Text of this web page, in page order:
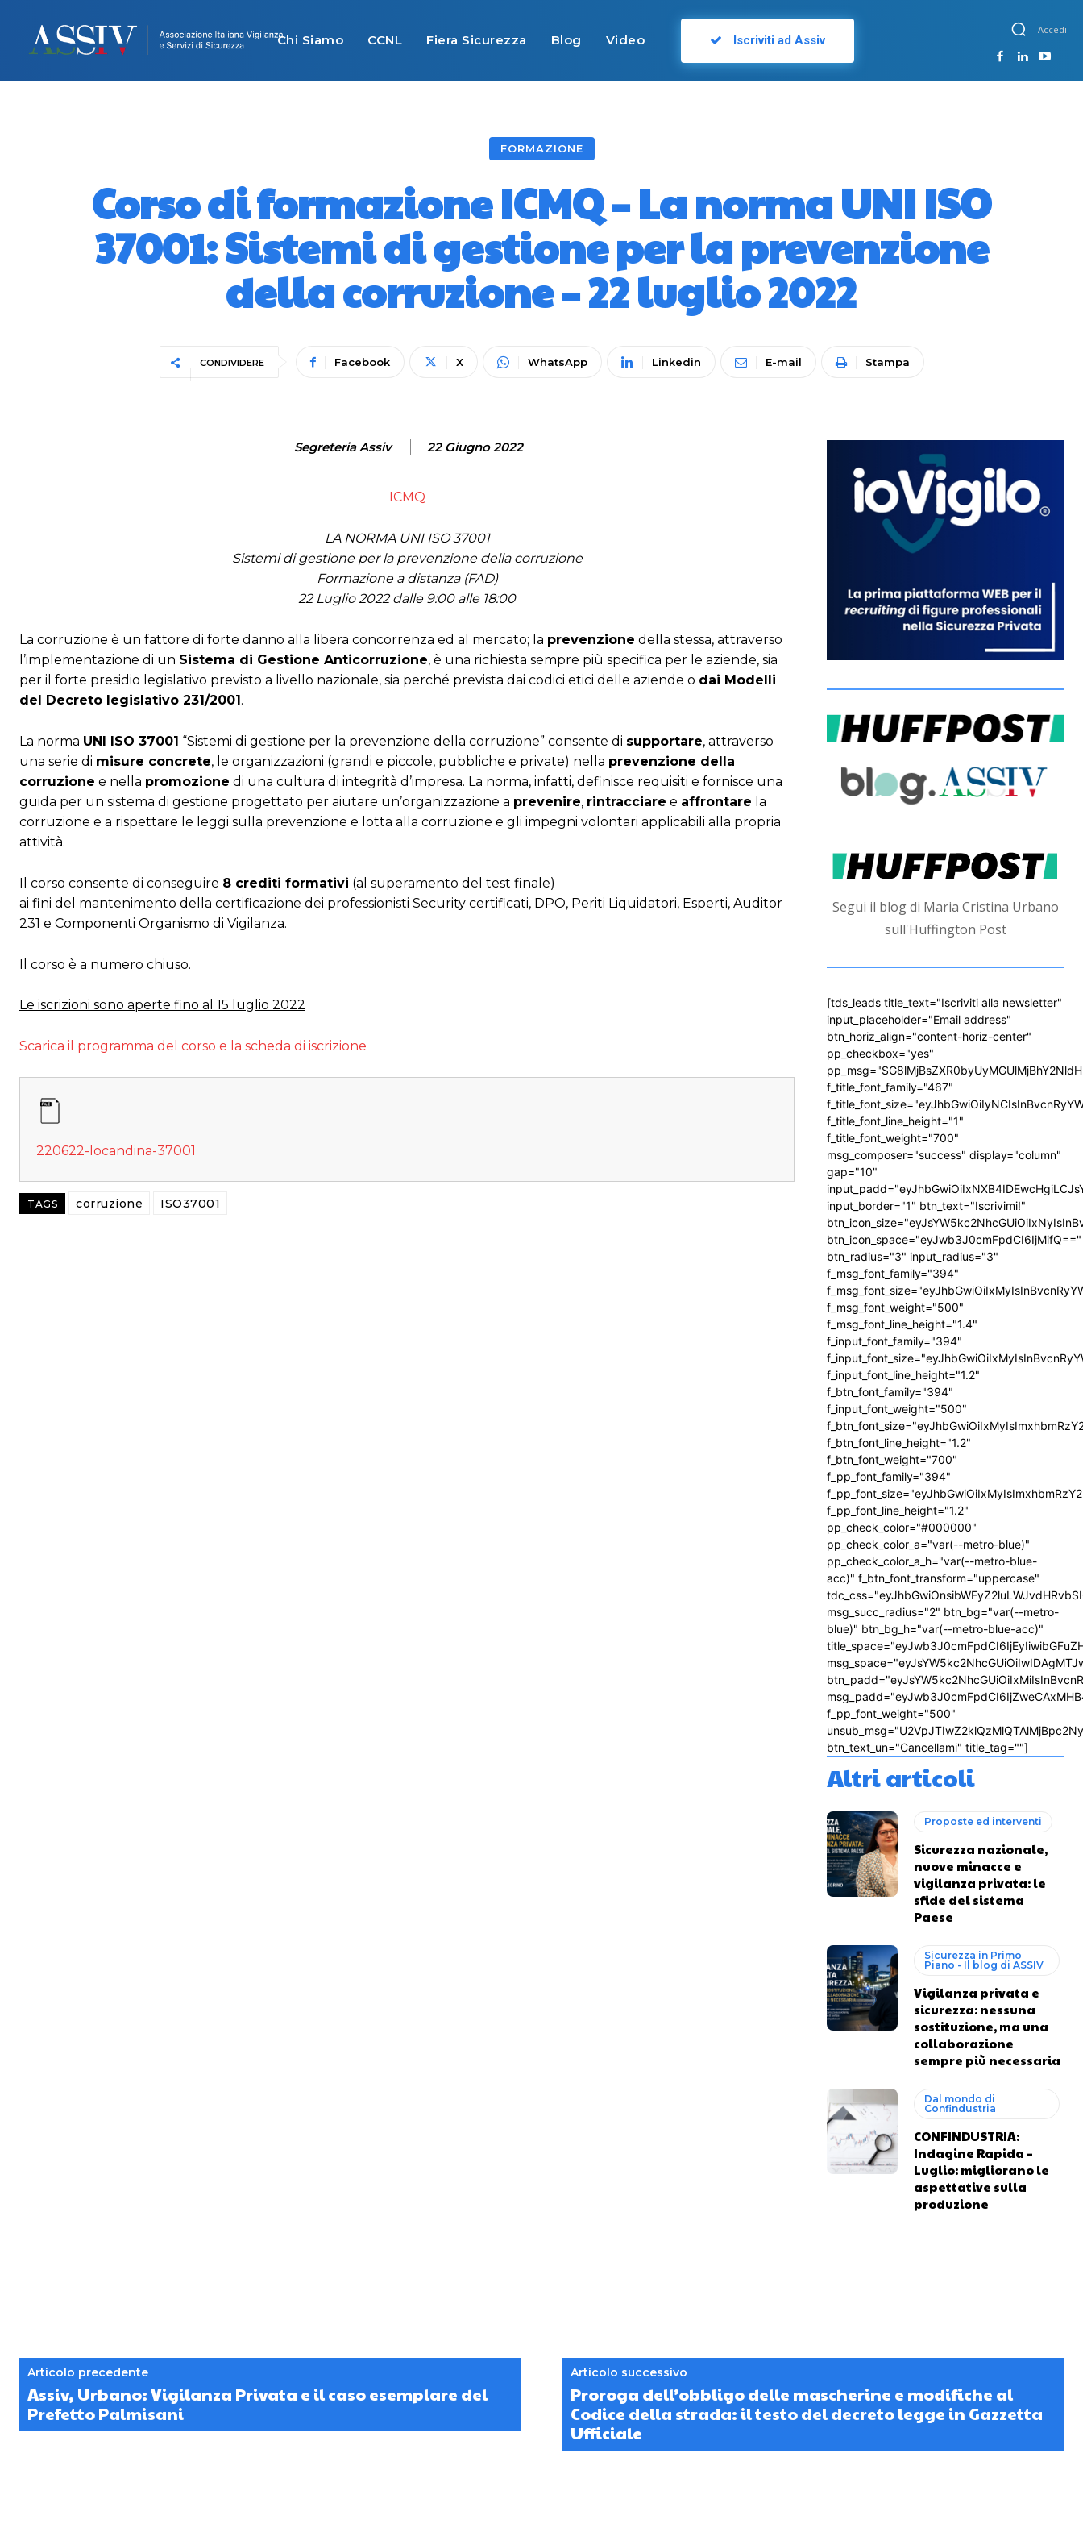
Chi Siamo CCNL Fiera Sicurezza Blog Video Iscriviti ad Assiv
Accedi
FORMAZIONE
Corso di formazione ICMQ – La norma UNI ISO
37001: Sistemi di gestione per la prevenzione
della corruzione – 22 luglio 2022
CONDIVIDERE Facebook X WhatsApp Linkedin E-mail Stampa
Segreteria Assiv 22 Giugno 2022
ICMQ
LA NORMA UNI ISO 37001
Sistemi di gestione per la prevenzione della corruzione
Formazione a distanza (FAD)
22 Luglio 2022 dalle 9:00 alle 18:00
La corruzione è un fattore di forte danno alla libera concorrenza ed al mercato; la prevenzione della stessa, attraverso
l’implementazione di un Sistema di Gestione Anticorruzione, è una richiesta sempre più specifica per le aziende, sia
per il forte presidio legislativo previsto a livello nazionale, sia perché prevista dai codici etici delle aziende o dai Modelli
del Decreto legislativo 231/2001.
La norma UNI ISO 37001 “Sistemi di gestione per la prevenzione della corruzione” consente di supportare, attraverso
una serie di misure concrete, le organizzazioni (grandi e piccole, pubbliche e private) nella prevenzione della
corruzione e nella promozione di una cultura di integrità d’impresa. La norma, infatti, definisce requisiti e fornisce una
guida per un sistema di gestione progettato per aiutare un’organizzazione a prevenire, rintracciare e affrontare la
corruzione e a rispettare le leggi sulla prevenzione e lotta alla corruzione e gli impegni volontari applicabili alla propria
attività.
Il corso consente di conseguire 8 crediti formativi (al superamento del test finale)
ai fini del mantenimento della certificazione dei professionisti Security certificati, DPO, Periti Liquidatori, Esperti, Auditor
231 e Componenti Organismo di Vigilanza.
Il corso è a numero chiuso.
Le iscrizioni sono aperte fino al 15 luglio 2022
Scarica il programma del corso e la scheda di iscrizione
220622-locandina-37001
TAGS corruzione ISO37001
Segui il blog di Maria Cristina Urbano
sull'Huffington Post
[tds_leads title_text="Iscriviti alla newsletter"
input_placeholder="Email address"
btn_horiz_align="content-horiz-center"
pp_checkbox="yes"
f_title_font_family="467"
f_title_font_line_height="1"
f_title_font_weight="700"
msg_composer="success" display="column"
gap="10"
input_border="1" btn_text="Iscrivimi!"
btn_icon_space="eyJwb3J0cmFpdCI6IjMifQ=="
btn_radius="3" input_radius="3"
f_msg_font_family="394"
f_msg_font_weight="500"
f_msg_font_line_height="1.4"
f_input_font_family="394"
f_input_font_line_height="1.2"
f_btn_font_family="394"
f_input_font_weight="500"
f_btn_font_line_height="1.2"
f_btn_font_weight="700"
f_pp_font_family="394"
f_pp_font_line_height="1.2"
pp_check_color="#000000"
pp_check_color_a="var(--metro-blue)"
pp_check_color_a_h="var(--metro-blue-
acc)" f_btn_font_transform="uppercase"
msg_succ_radius="2" btn_bg="var(--metro-
blue)" btn_bg_h="var(--metro-blue-acc)"
f_pp_font_weight="500"
btn_text_un="Cancellami" title_tag=""]
Altri articoli
Proposte ed interventi
Sicurezza nazionale,
nuove minacce e
vigilanza privata: le
sfide del sistema
Paese
Sicurezza in Primo
Piano - Il blog di ASSIV
Vigilanza privata e
sicurezza: nessuna
sostituzione, ma una
collaborazione
sempre più necessaria
Dal mondo di
Confindustria
CONFINDUSTRIA:
Indagine Rapida –
Luglio: migliorano le
aspettative sulla
produzione
Articolo precedente
Assiv, Urbano: Vigilanza Privata e il caso esemplare del
Prefetto Palmisani
Articolo successivo
Proroga dell’obbligo delle mascherine e modifiche al
Codice della strada: il testo del decreto legge in Gazzetta
Ufficiale